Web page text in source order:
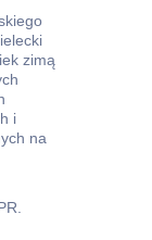
zimą
i
na